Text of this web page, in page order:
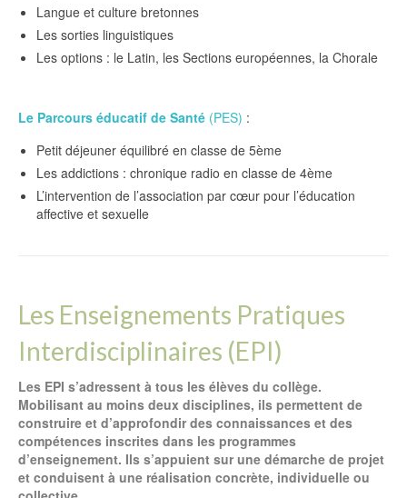
Langue et culture bretonnes
Les sorties linguistiques
Les options : le Latin, les Sections européennes, la Chorale
Le Parcours éducatif de Santé (PES) :
Petit déjeuner équilibré en classe de 5ème
Les addictions : chronique radio en classe de 4ème
L’intervention de l’association par cœur pour l’éducation
affective et sexuelle
Les Enseignements Pratiques
Interdisciplinaires (EPI)
Les EPI s’adressent à tous les élèves du collège.
Mobilisant au moins deux disciplines, ils permettent de
construire et d’approfondir des connaissances et des
compétences inscrites dans les programmes
d’enseignement. Ils s’appuient sur une démarche de projet
et conduisent à une réalisation concrète, individuelle ou